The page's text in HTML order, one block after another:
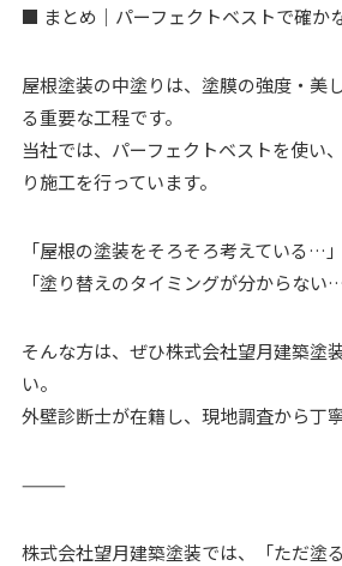
■ まとめ｜パーフェクトベストで確か
屋根塗装の中塗りは、塗膜の強度・美
る重要な工程です。
当社では、パーフェクトベストを使い
り施工を行っています。
「屋根の塗装をそろそろ考えている…」
「塗り替えのタイミングが分からない…
そんな方は、ぜひ株式会社望月建築塗
い。
外壁診断士が在籍し、現地調査から丁
⸻
株式会社望月建築塗装では、「ただ塗